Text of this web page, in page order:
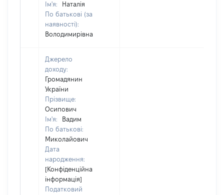
Ім'я:
Наталія
По батькові (за
наявності):
Володимирівна
Джерело
доходу:
Громадянин
України
Прізвище:
Осипович
Ім'я:
Вадим
По батькові:
Миколайович
Дата
народження:
[Конфіденційна
інформація]
Податковий